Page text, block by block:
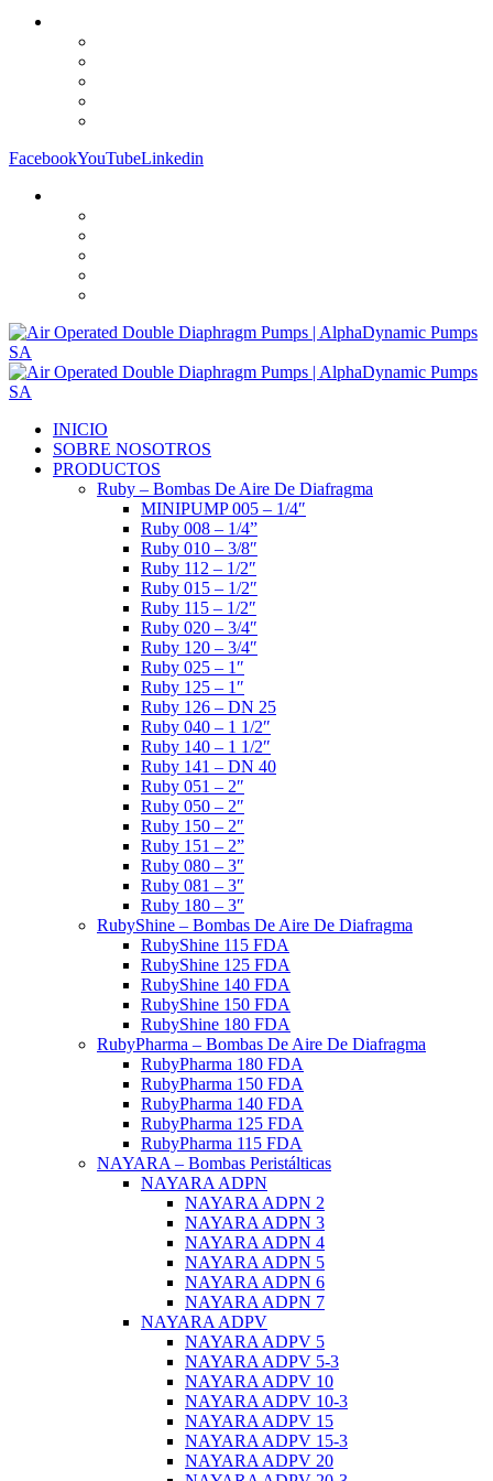
FacebookYouTubeLinkedin
INICIO
SOBRE NOSOTROS
PRODUCTOS
Ruby – Bombas De Aire De Diafragma
MINIPUMP 005 – 1/4″
Ruby 008 – 1/4”
Ruby 010 – 3/8″
Ruby 112 – 1/2″
Ruby 015 – 1/2″
Ruby 115 – 1/2″
Ruby 020 – 3/4″
Ruby 120 – 3/4″
Ruby 025 – 1″
Ruby 125 – 1″
Ruby 126 – DN 25
Ruby 040 – 1 1/2″
Ruby 140 – 1 1/2″
Ruby 141 – DN 40
Ruby 051 – 2″
Ruby 050 – 2″
Ruby 150 – 2″
Ruby 151 – 2”
Ruby 080 – 3″
Ruby 081 – 3″
Ruby 180 – 3″
RubyShine – Bombas De Aire De Diafragma
RubyShine 115 FDA
RubyShine 125 FDA
RubyShine 140 FDA
RubyShine 150 FDA
RubyShine 180 FDA
RubyPharma – Bombas De Aire De Diafragma
RubyPharma 180 FDA
RubyPharma 150 FDA
RubyPharma 140 FDA
RubyPharma 125 FDA
RubyPharma 115 FDA
NAYARA – Bombas Peristálticas
NAYARA ADPN
NAYARA ADPN 2
NAYARA ADPN 3
NAYARA ADPN 4
NAYARA ADPN 5
NAYARA ADPN 6
NAYARA ADPN 7
NAYARA ADPV
NAYARA ADPV 5
NAYARA ADPV 5-3
NAYARA ADPV 10
NAYARA ADPV 10-3
NAYARA ADPV 15
NAYARA ADPV 15-3
NAYARA ADPV 20